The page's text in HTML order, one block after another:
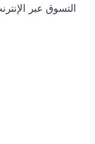
التسوق عبر